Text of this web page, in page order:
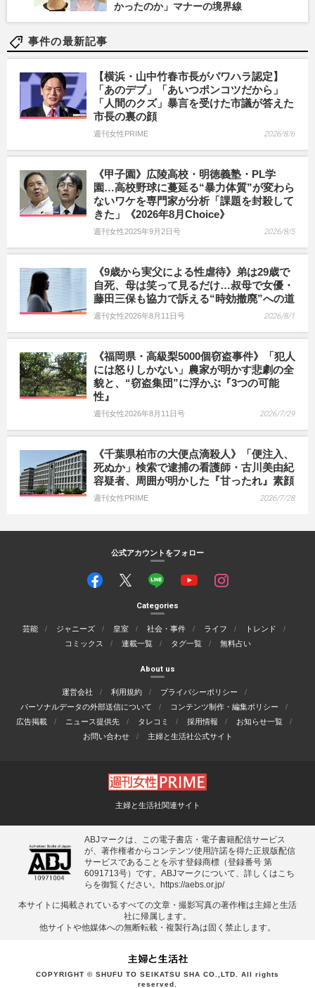
かったのか」マナーの境界線
事件の最新記事
【横浜・山中竹春市長がパワハラ認定】
「あのデブ」「あいつポンコツだから」
「人間のクズ」暴言を受けた市議が答えた
市長の裏の顔
週刊女性PRIME 2026/8/6
《甲子園》広陵高校・明徳義塾・PL学
園…高校野球に蔓延る“暴力体質”が変わら
ないワケを専門家が分析「課題を封殺して
きた」《2026年8月Choice》
週刊女性2025年9月2日号 2026/8/5
《9歳から実父による性虐待》弟は29歳で
自死、母は笑って見るだけ…叔母で女優・
藤田三保も協力で訴える“時効撤廃”への道
週刊女性2026年8月11日号 2026/8/1
《福岡県・高級梨5000個窃盗事件》「犯人
には怒りしかない」農家が明かす悲劇の全
貌と、“窃盗集団”に浮かぶ『3つの可能
性』
週刊女性2026年8月11日号 2026/7/29
《千葉県柏市の大便点滴殺人》「便注入、
死ぬか」検索で逮捕の看護師・古川美由紀
容疑者、周囲が明かした『甘ったれ』素顔
週刊女性PRIME 2026/7/28
公式アカウントをフォロー
Categories
芸能 ジャニーズ 皇室 社会・事件 ライフ
トレンド
コミックス
連載一覧 タグ一覧 無料占い
About us
運営会社 利用規約
プライバシーポリシー
パーソナルデータの外部送信について
コンテンツ制作・編集ポリシー
広告掲載
ニュース提供先 タレコミ 採用情報
お知らせ一覧
お問い合わせ
主婦と生活社公式サイト
主婦と生活社関連サイト
ABJマークは、この電子書店・電子書籍配信サービス
が、著作権者からコンテンツ使用許諾を得た正規版配信
サービスであることを示す登録商標（登録番号 第
6091713号）です。ABJマークについて、詳しくはこち
らを御覧ください。
https://aebs.or.jp/
本サイトに掲載されているすべての⽂章・撮影写真の著作権は主婦と⽣活
社に帰属します。
他サイトや他媒体への無断転載・複製⾏為は固く禁⽌します。
COPYRIGHT © SHUFU TO SEIKATSU SHA CO.,LTD. All rights
reserved.